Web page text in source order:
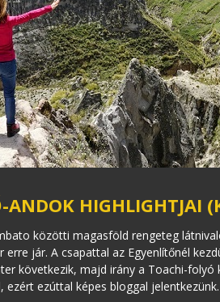
ANDOK HIGHLIGHTJAI
közötti magasföld rengeteg
erre jár. A csapattal az Egyenlítőnél
következik, majd irány a Toachi-
ezért ezúttal képes bloggal jelentkezünk.